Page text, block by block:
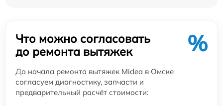
Что можно согласовать
до ремонта вытяжек
%
До начала ремонта вытяжек Midea в Омске
согласуем диагностику, запчасти и
предварительный расчёт стоимости: